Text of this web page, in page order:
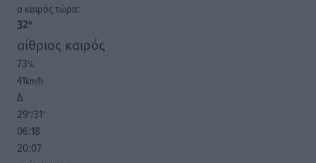
o καιρός τώρα:
32°
αίθριος καιρός
73%
41km/h
Δ
29°/31°
06:18
20:07